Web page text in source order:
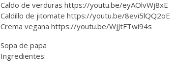
Caldo de verduras https://youtu.be/eyAOlvWj8xE
Caldillo de jitomate https://youtu.be/8evi5lQQ2oE
Crema vegana https://youtu.be/WjJtFTwi94s
Sopa de papa
Ingredientes: